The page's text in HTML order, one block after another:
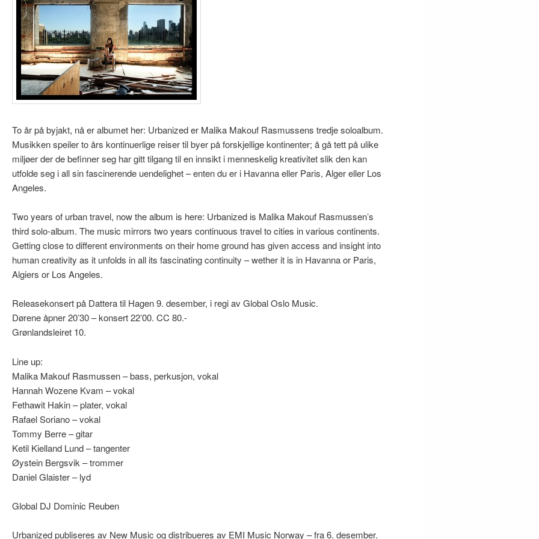
To år på byjakt, nå er albumet her: Urbanized er Malika Makouf Rasmussens tredje soloalbum.
Musikken speiler to års kontinuerlige reiser til byer på forskjellige kontinenter; å gå tett på ulike
miljøer der de befinner seg har gitt tilgang til en innsikt i menneskelig kreativitet slik den kan
utfolde seg i all sin fascinerende uendelighet – enten du er i Havanna eller Paris,Alger eller Los
Angeles.
Two years of urban travel, now the album is here: Urbanized is Malika Makouf Rasmussen’s
third solo-album. The music mirrors two years continuous travel to cities in various continents.
Getting close to different environments on their home ground has given access and insight into
human creativity as it unfolds in all its fascinating continuity – wether it is in Havanna or Paris,
Algiers or Los Angeles.
Releasekonsert på Dattera til Hagen 9. desember, i regi av Global Oslo Music.
Dørene åpner 20’30 – konsert 22’00. CC 80.-
Grønlandsleiret 10.
Line up:
Malika Makouf Rasmussen – bass, perkusjon, vokal
Hannah Wozene Kvam – vokal
Fethawit Hakin – plater, vokal
Rafael Soriano – vokal
Tommy Berre – gitar
Ketil Kielland Lund – tangenter
Øystein Bergsvik – trommer
Daniel Glaister – lyd
Global DJ Dominic Reuben
Urbanized publiseres av New Music og distribueres av EMI Music Norway – fra 6. desember.